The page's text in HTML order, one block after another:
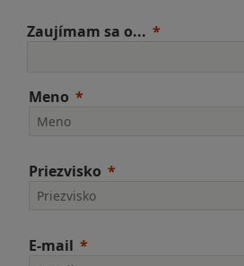
Zaujímam sa o...
Meno
Priezvisko
E-mail